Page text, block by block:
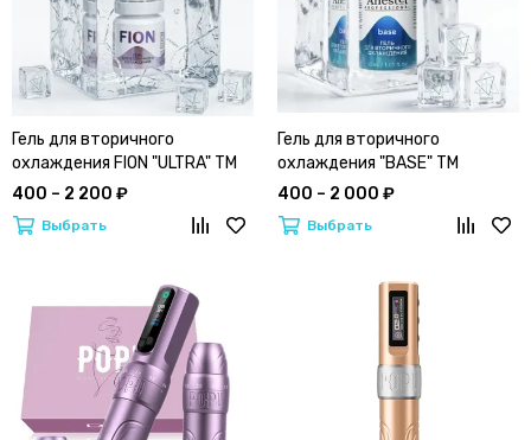
Гель для вторичного
охлаждения FION "ULTRA" ТМ
Anestet | Анестет "вторичка"
400 – 2 200 ₽
Выбрать
Гель для вторичного
охлаждения "BASE" ТМ
Anestet | Анестет "вторичка"
400 – 2 000 ₽
Выбрать